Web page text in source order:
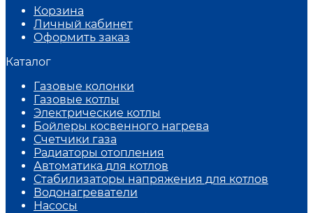
Корзина
Личный кабинет
Оформить заказ
Каталог
Газовые колонки
Газовые котлы
Электрические котлы
Бойлеры косвенного нагрева
Счетчики газа
Радиаторы отопления
Автоматика для котлов
Стабилизаторы напряжения для котлов
Водонагреватели
Насосы